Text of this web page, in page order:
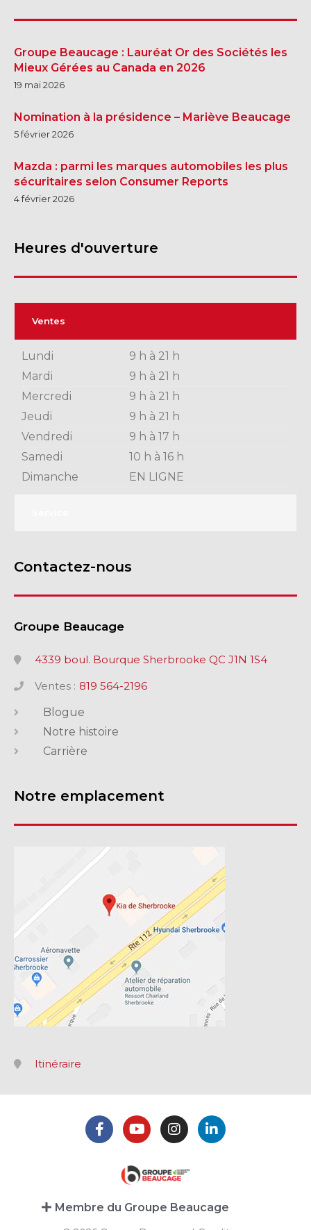
Groupe Beaucage : Lauréat Or des Sociétés les
Mieux Gérées au Canada en 2026
19 mai 2026
Nomination à la présidence – Mariève Beaucage
5 février 2026
Mazda : parmi les marques automobiles les plus
sécuritaires selon Consumer Reports
4 février 2026
Heures d'ouverture
Ventes
Lundi
9 h à 21 h
Mardi
9 h à 21 h
Mercredi
9 h à 21 h
Jeudi
9 h à 21 h
Vendredi
9 h à 17 h
Samedi
10 h à 16 h
Dimanche
EN LIGNE
Contactez-nous
Groupe Beaucage
4339 boul. Bourque Sherbrooke QC J1N 1S4
Ventes : 819 564-2196
Blogue
Notre histoire
Carrière
Notre emplacement
Itinéraire
Membre du Groupe Beaucage